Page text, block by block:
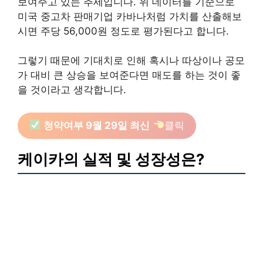
미국 중고차 판매기업 카바나처럼 가치를 산출해보
시면 주당 56,000원 정도로 평가된다고 합니다.
그렇기 때문에 기대치로 인해 혹시나 따상이나 공모
가 대비 큰 상승을 보여준다면 매도를 하는 것이 좋
을 것이라고 생각합니다.
청약여부 9월 29일 최신 클릭
케이카의 실적 및 성장성은?